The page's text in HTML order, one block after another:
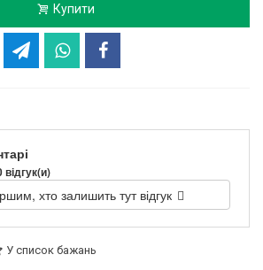
Купити
відгук(и)
хто залишить тут відгук
У список бажань